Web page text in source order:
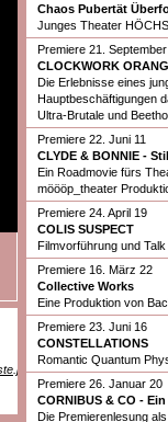
Chaos Pubertät
Junges Theater
Premiere 21.
CLOCKWORK
Die Erlebnisse eines
Hauptbeschäftigungen
Ultra-Brutale und
Premiere 22. Juni 11
CLYDE & BONNIE -
Ein Roadmovie fürs
möööp_theater
Premiere 24. April 19
COLIS SUSPECT
Filmvorführung und Talk
Premiere 16. März 22
Collective Works
Eine Produktion von
Premiere 23. Juni 16
CONSTELLATIONS
Romantic Quantum
Premiere 26. Januar 20
CORNIBUS & CO -
Die Premierenlesung